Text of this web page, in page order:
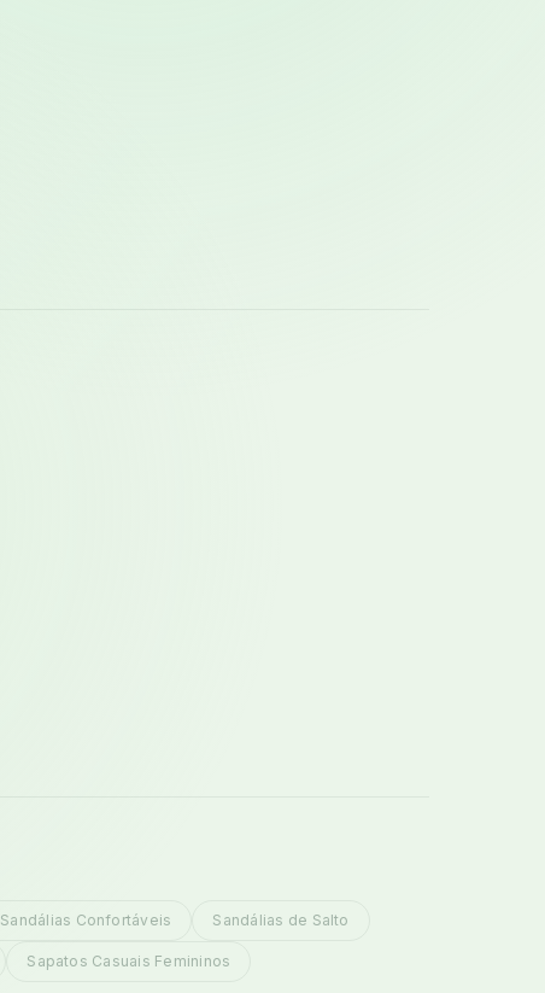
Sandálias Confortáveis Sandálias de Salto
Sapatos Casuais Femininos